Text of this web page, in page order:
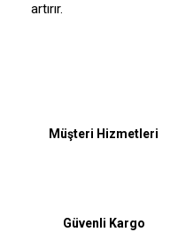
artırır.
Müşteri Hizmetleri
Güvenli Kargo